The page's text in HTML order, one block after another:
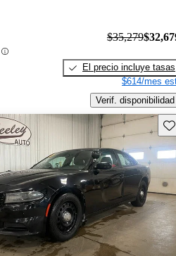
$35,279
El precio incluye tasas
$614/mes
Verif. disponibilidad